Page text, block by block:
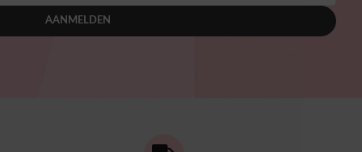
AANMELDEN